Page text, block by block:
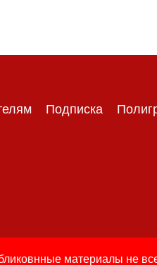
Подписка
материалы не